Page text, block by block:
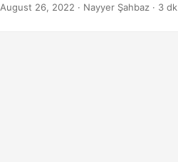
August 26, 2022 · Nayyer Şahbaz · 3 dk